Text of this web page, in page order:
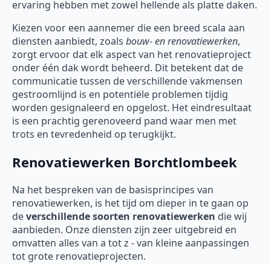
ervaring hebben met zowel hellende als platte daken.
Kiezen voor een aannemer die een breed scala aan
diensten aanbiedt, zoals bouw- en renovatiewerken,
zorgt ervoor dat elk aspect van het renovatieproject
onder één dak wordt beheerd. Dit betekent dat de
communicatie tussen de verschillende vakmensen
gestroomlijnd is en potentiële problemen tijdig
worden gesignaleerd en opgelost. Het eindresultaat
is een prachtig gerenoveerd pand waar men met
trots en tevredenheid op terugkijkt.
Renovatiewerken Borchtlombeek
Na het bespreken van de basisprincipes van
renovatiewerken, is het tijd om dieper in te gaan op
deverschillende soorten renovatiewerken die wij
aanbieden. Onze diensten zijn zeer uitgebreid en
omvatten alles van a tot z - van kleine aanpassingen
tot grote renovatieprojecten.